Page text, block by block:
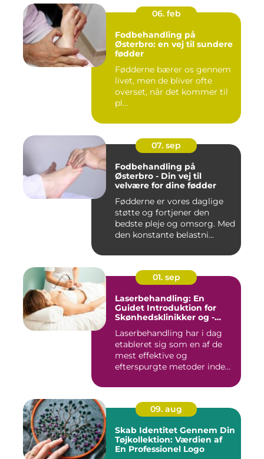
06. feb
Fodbehandling på
Østerbro: en vej til sundere
fødder
Fødderne bærer os gennem
livet, men de bliver ofte
overset, når det kommer til
pl...
07. sep
Fodbehandling på
Østerbro - Din vej til
velvære for dine fødder
Fødderne er vores daglige
støtte og fortjener den
bedste pleje og omsorg. Med
den konstante belastni...
01. sep
Laserbehandling: En
Guidet Introduktion for
Skønhedsklinikker og -
Laserbehandling har i dag
etableret sig som en af de
mest effektive og
efterspurgte metoder inden
09. aug
Skab Identitet Gennem Din
Tøjkollektion: Værdien af
En Professionel Logo